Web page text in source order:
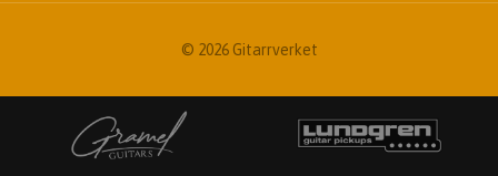
© 2026 Gitarrverket